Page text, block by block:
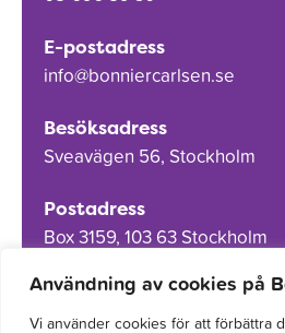
Användning av cookies på
Vi använder cookies för att förbättra
E-postadress
info@bonniercarlsen.se
Besöksadress
Sveavägen 56, Stockholm
Postadress
Box 3159, 103 63 Stockholm